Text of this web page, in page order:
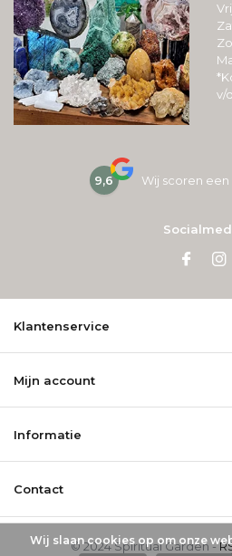
v/
9,6 Wij scoren een
Klantenservice
Mijn account
Informatie
Contact
© 2024 Spiritual Garden -
Wij slaan cookies op om onze